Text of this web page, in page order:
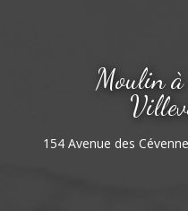
Moulin
154 Avenue des